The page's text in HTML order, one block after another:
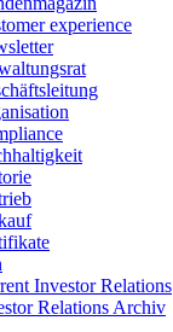
experience
Investor Relations
Relations Archiv